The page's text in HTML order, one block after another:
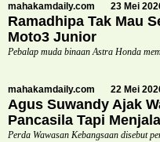
mahakamdaily.com 23 Mei
Ramadhipa Tak Mau
Moto3 Junior
Pebalap muda binaan Astra Honda
mahakamdaily.com 22 Mei
Agus Suwandy Ajak
Pancasila Tapi
Perda Wawasan Kebangsaan disebut